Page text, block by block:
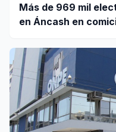
Más de 969 mil
en Áncash en